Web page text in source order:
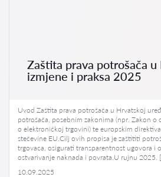
Zaštita prava potrošača u
izmjene i praksa 2025
Uvod Zaštita prava potrošača u Hrvatskoj
potrošača, posebnim zakonima (npr. Zakon o
o elektroničkoj trgovini) te europskim
stečevine EU.Cilj ovih propisa je zaštititi
trgovaca, osigurati transparentnost ugovora i
ostvarivanje naknada i povrata.U rujnu 2025.
10.09.2025